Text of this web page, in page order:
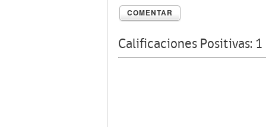
COMENTAR
Calificaciones Positivas: 1